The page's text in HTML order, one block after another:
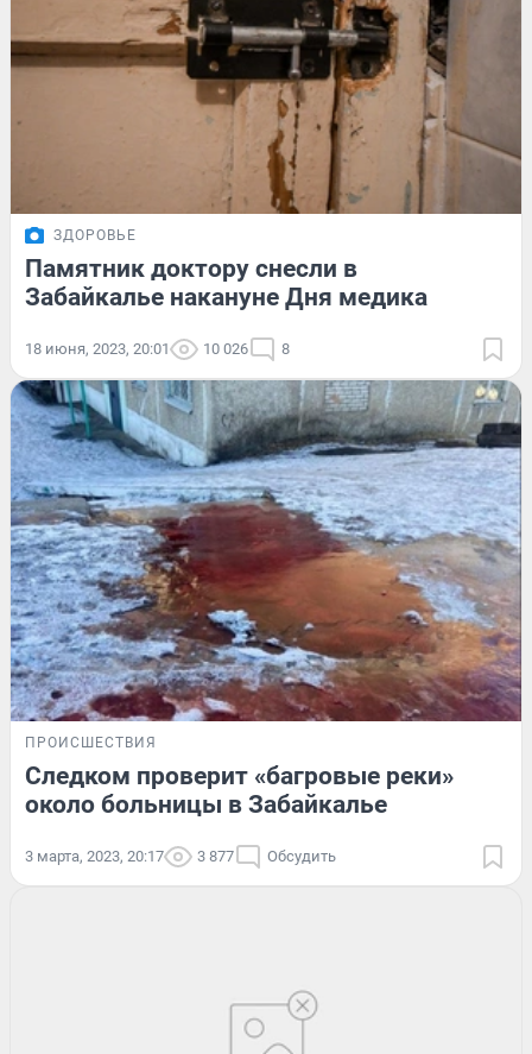
ЗДОРОВЬЕ
Памятник доктору снесли в
Забайкалье накануне Дня медика
18 июня, 2023, 20:01 10 026 8
ПРОИСШЕСТВИЯ
Следком проверит «багровые реки»
около больницы в Забайкалье
3 марта, 2023, 20:17 3 877 Обсудить